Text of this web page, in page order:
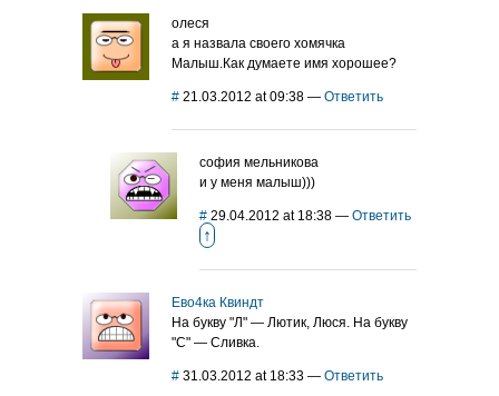
олеся
а я назвала своего хомячка
Малыш.Как думаете имя хорошее?
# 21.03.2012 at 09:38 — Ответить
софия мельникова
и у меня малыш)))
# 29.04.2012 at 18:38 — Ответить
↑
Ево4ка Квиндт
На букву "Л" — Лютик, Люся. На букву
"С" — Сливка.
# 31.03.2012 at 18:33 — Ответить